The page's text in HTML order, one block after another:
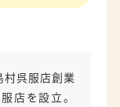
呉服店創業
店を設立。